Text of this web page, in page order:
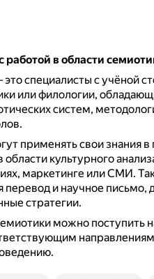
работой в области
специалисты с учёной
или филологии,
систем,
применять свои знания в
культурного
маркетинге или СМИ.
и научное письмо,
стратегии.
можно поступить